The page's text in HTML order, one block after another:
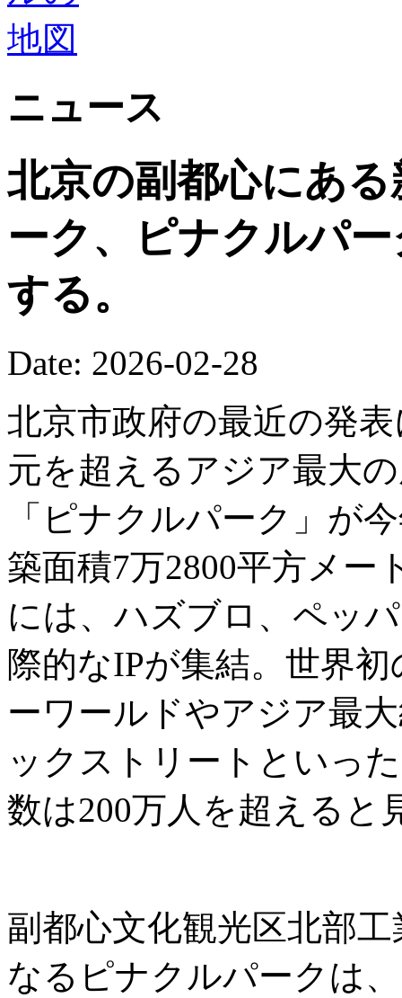
ニュース
北京の副都心にあ
ーク、ピナクルパ
する。
Date: 2026-02-28
北京市政府の最近の発
元を超えるアジア最大
「ピナクルパーク」が
築面積7万2800平方メ
には、ハズブロ、ペッ
際的なIPが集結。世界
ーワールドやアジア最
ックストリートといっ
数は200万人を超えると
副都心文化観光区北部
なるピナクルパークは